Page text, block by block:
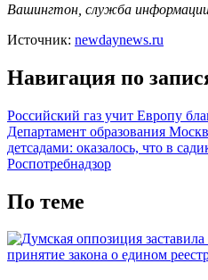
Вашингтон, служба
Источник: newdaynews.ru
Навигация по
Российский газ учит Европу
Департамент образования
детсадами: оказалось, что в
Роспотребнадзор
По теме